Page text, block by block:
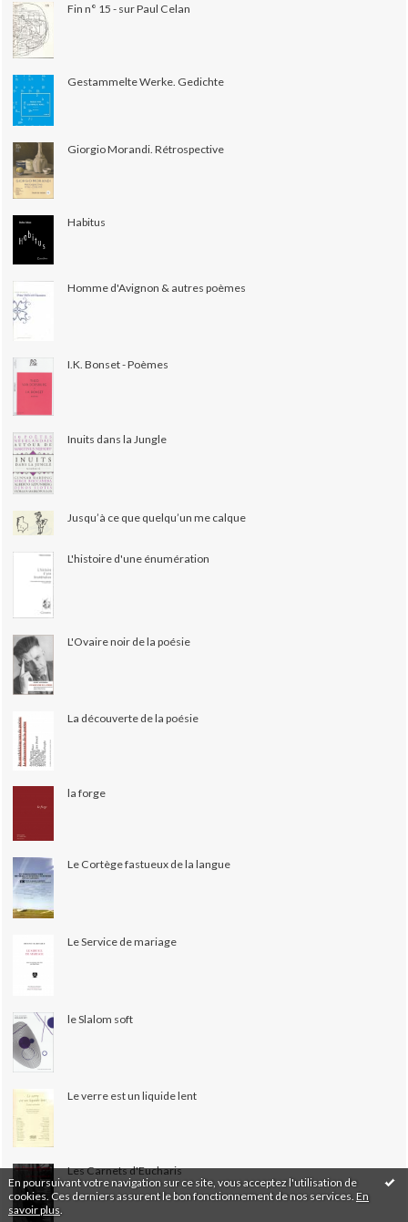
En poursuivant votre navigation sur ce site, vous acceptez l'utilisation de
cookies. Ces derniers assurent le bon fonctionnement de nos services. En
savoir plus
Fin n° 15 - sur Paul Celan
Gestammelte Werke. Gedichte
Giorgio Morandi. Rétrospective
Habitus
Homme d'Avignon & autres poèmes
I.K. Bonset - Poèmes
Inuits dans la Jungle
Jusqu’à ce que quelqu’un me calque
L'histoire d'une énumération
L'Ovaire noir de la poésie
La découverte de la poésie
la forge
Le Cortège fastueux de la langue
Le Service de mariage
le Slalom soft
Le verre est un liquide lent
Les Carnets d'Eucharis